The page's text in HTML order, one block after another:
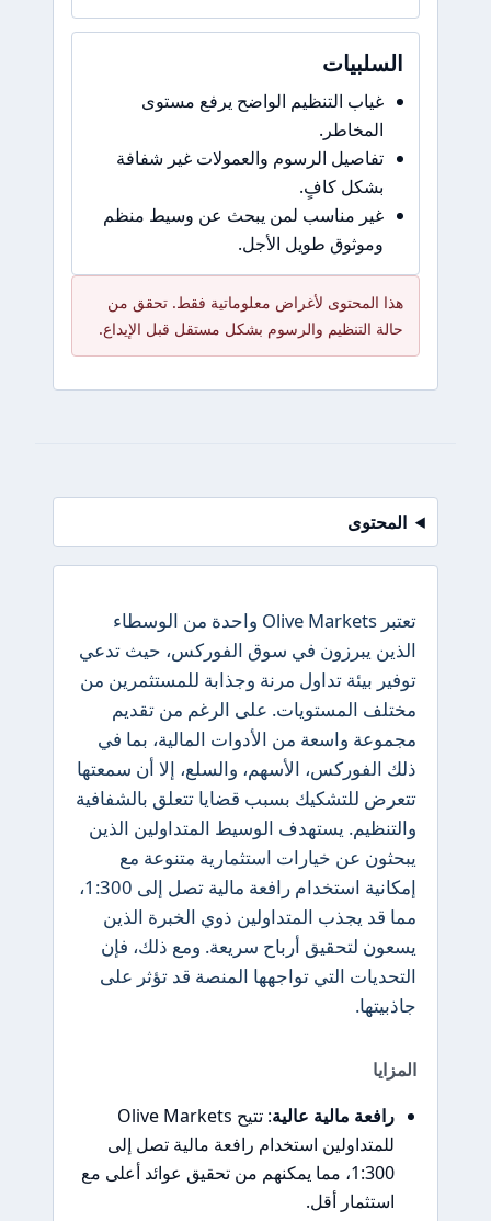
السلبيات
غياب التنظيم الواضح يرفع مستوى
المخاطر.
تفاصيل الرسوم والعمولات غير شفافة
بشكل كافٍ.
غير مناسب لمن يبحث عن وسيط منظم
وموثوق طويل الأجل.
هذا المحتوى لأغراض معلوماتية فقط. تحقق من
حالة التنظيم والرسوم بشكل مستقل قبل الإيداع.
المحتوى
تعتبر Olive Markets واحدة من الوسطاء
الذين يبرزون في سوق الفوركس، حيث تدعي
توفير بيئة تداول مرنة وجذابة للمستثمرين من
مختلف المستويات. على الرغم من تقديم
مجموعة واسعة من الأدوات المالية، بما في
ذلك الفوركس، الأسهم، والسلع، إلا أن سمعتها
تتعرض للتشكيك بسبب قضايا تتعلق بالشفافية
والتنظيم. يستهدف الوسيط المتداولين الذين
يبحثون عن خيارات استثمارية متنوعة مع
إمكانية استخدام رافعة مالية تصل إلى 1:300،
مما قد يجذب المتداولين ذوي الخبرة الذين
يسعون لتحقيق أرباح سريعة. ومع ذلك، فإن
التحديات التي تواجهها المنصة قد تؤثر على
جاذبيتها.
المزايا
رافعة مالية عالية
: تتيح Olive Markets
للمتداولين استخدام رافعة مالية تصل إلى
1:300، مما يمكنهم من تحقيق عوائد أعلى مع
استثمار أقل.